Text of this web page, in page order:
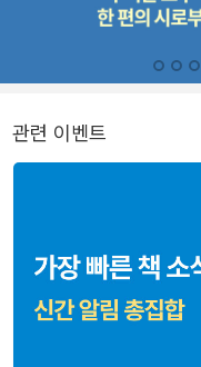
관련 이벤트